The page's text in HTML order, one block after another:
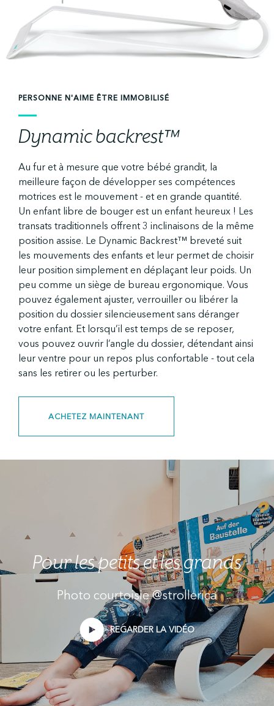
PERSONNE N'AIME ÊTRE IMMOBILISÉ
Dynamic backrest™
Au fur et à mesure que votre bébé grandit, la
meilleure façon de développer ses compétences
motrices est le mouvement - et en grande quantité.
Un enfant libre de bouger est un enfant heureux ! Les
transats traditionnels offrent 3 inclinaisons de la même
position assise. Le Dynamic Backrest™ breveté suit
les mouvements des enfants et leur permet de choisir
leur position simplement en déplaçant leur poids. Un
peu comme un siège de bureau ergonomique. Vous
pouvez également ajuster, verrouiller ou libérer la
position du dossier silencieusement sans déranger
votre enfant. Et lorsqu’il est temps de se reposer,
vous pouvez ouvrir l’angle du dossier, détendant ainsi
leur ventre pour un repos plus confortable - tout cela
sans les retirer ou les perturber.
ACHETEZ MAINTENANT
Pour les petits et les grands
Photo courtoisie@strollerica
REGARDER LA VIDÉO